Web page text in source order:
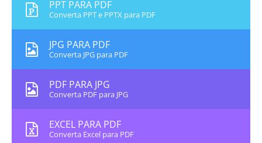
PPT PARA PDF
Converta PPT e PPTX para PDF
JPG PARA PDF
Converta JPG para PDF
PDF PARA JPG
Converta PDF para JPG
EXCEL PARA PDF
Converta Excel para PDF